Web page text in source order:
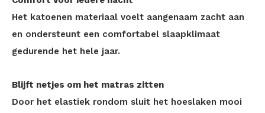
Het katoenen materiaal voelt aangenaam zacht aan
en ondersteunt een comfortabel slaapklimaat
gedurende het hele jaar.
Blijft netjes om het matras zitten
Door het elastiek rondom sluit het hoeslaken mooi